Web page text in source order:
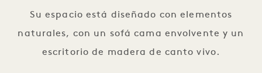
Su espacio está diseñado con elementos
naturales, con un sofá cama envolvente y un
escritorio de madera de canto vivo.